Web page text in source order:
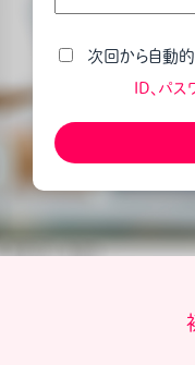
次回から自動
ID、パ